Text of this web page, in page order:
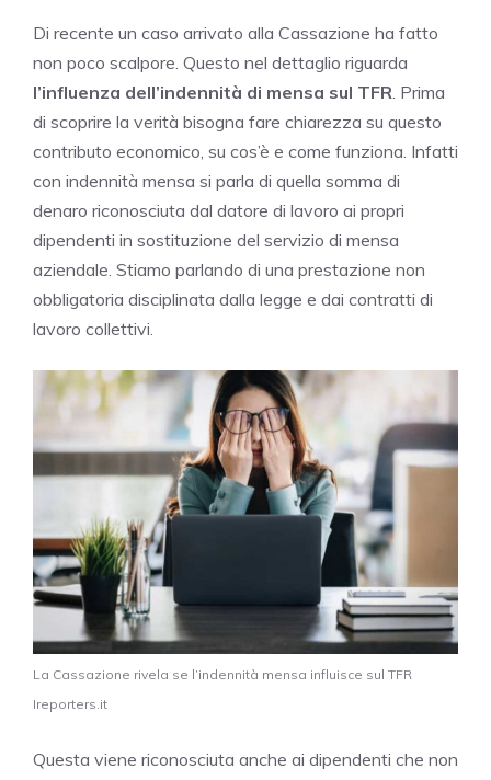
Di recente un caso arrivato alla Cassazione ha fatto
non poco scalpore. Questo nel dettaglio riguarda
l’influenza dell’indennità di mensa sul TFR. Prima
di scoprire la verità bisogna fare chiarezza su questo
contributo economico, su cos’è e come funziona. Infatti
con indennità mensa si parla di quella somma di
denaro riconosciuta dal datore di lavoro ai propri
dipendenti in sostituzione del servizio di mensa
aziendale. Stiamo parlando di una prestazione non
obbligatoria disciplinata dalla legge e dai contratti di
lavoro collettivi.
La Cassazione rivela se l’indennità mensa influisce sul TFR
Ireporters.it
Questa viene riconosciuta anche ai dipendenti che non